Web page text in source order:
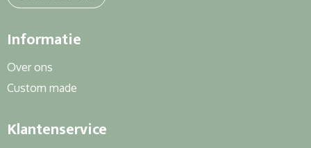
Informatie
Over ons
Custom made
Klantenservice